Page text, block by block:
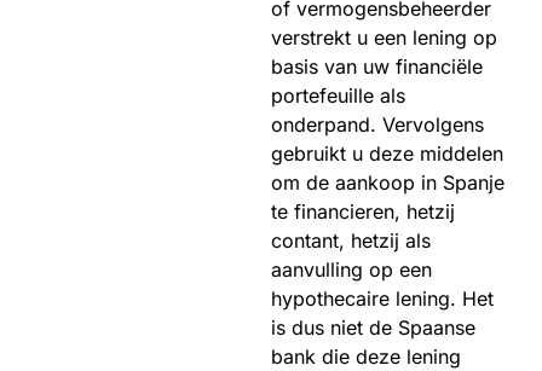
of vermogensbeheerder
verstrekt u een lening op
basis van uw financiële
portefeuille als
onderpand. Vervolgens
gebruikt u deze middelen
om de aankoop in Spanje
te financieren, hetzij
contant, hetzij als
aanvulling op een
hypothecaire lening. Het
is dus niet de Spaanse
bank die deze lening